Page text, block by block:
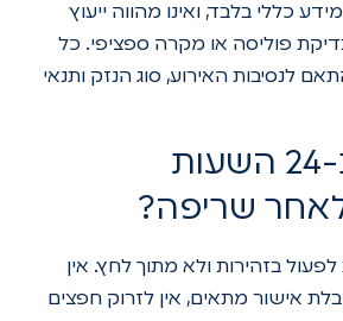
כללי בלבד, ואינו מהווה ייעוץ
פוליסה או מקרה ספציפי. כל
לנסיבות האירוע, סוג הנזק ותנאי
מה עושים ב-24 השעות
שריפה?
בזהירות ולא מתוך לחץ. אין
אישור מתאים, אין לזרוק חפצים